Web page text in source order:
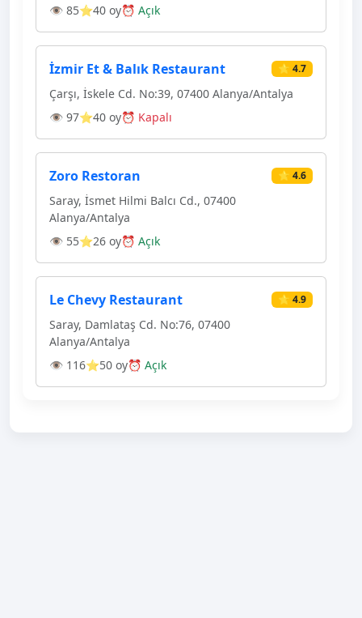
👁 85⭐40 oy⏰ Açık
İzmir Et & Balık Restaurant ⭐ 4.7
Çarşı, İskele Cd. No:39, 07400 Alanya/Antalya
👁 97⭐40 oy⏰ Kapalı
Zoro Restoran ⭐ 4.6
Saray, İsmet Hilmi Balcı Cd., 07400
Alanya/Antalya
👁 55⭐26 oy⏰ Açık
Le Chevy Restaurant ⭐ 4.9
Saray, Damlataş Cd. No:76, 07400
Alanya/Antalya
👁 116⭐50 oy⏰ Açık